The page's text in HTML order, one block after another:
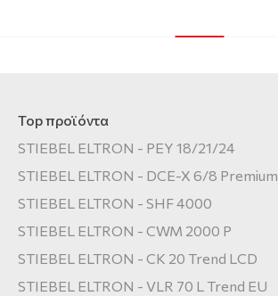
Top προϊόντα
STIEBEL ELTRON - PEY 18/21/24
STIEBEL ELTRON - DCE-X 6/8 Premium
STIEBEL ELTRON - SHF 4000
STIEBEL ELTRON - CWM 2000 P
STIEBEL ELTRON - CK 20 Trend LCD
STIEBEL ELTRON - VLR 70 L Trend EU